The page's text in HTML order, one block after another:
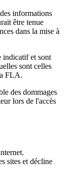
informations
être tenue
dans la mise à
indicatif et sont
sont celles
FLA.
des dommages
lors de l'accès
sites et décline